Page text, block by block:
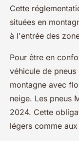
Cette
situées en
à l'entrée des
Pour être en
véhicule de
montagne avec
neige. Les pneus
2024. Cette
légers comme